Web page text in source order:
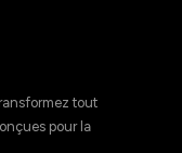
tout
pour la